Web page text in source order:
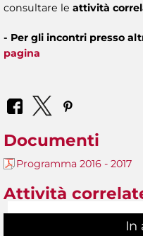
consultare le attività
- Per gli incontri presso
pagina
Documenti
Programma 2016 - 2017
Attività
In